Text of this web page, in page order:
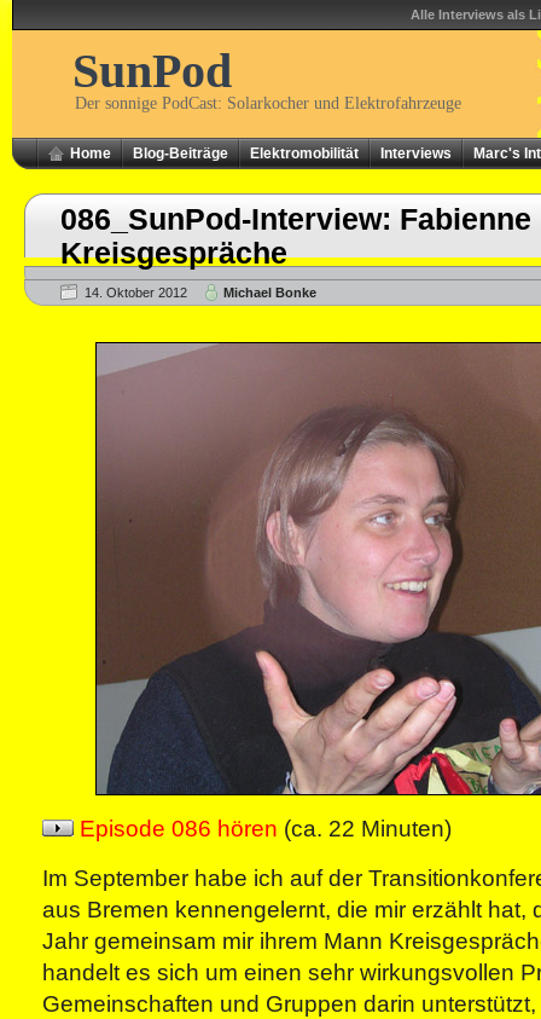
Alle Interviews als
SunPod
Der sonnige PodCast: Solarkocher und Elektrofahrzeuge
Home Blog-Beiträge Elektromobilität Interviews Marc's
086_SunPod-Interview: Fabienne
Kreisgespräche
14. Oktober 2012 Michael Bonke
Episode 086 hören (ca. 22 Minuten)
Im September habe ich auf der
aus Bremen kennengelernt, die mir erzählt hat,
Jahr gemeinsam mir ihrem Mann
handelt es sich um einen sehr wirkungsvollen
Gemeinschaften und Gruppen darin